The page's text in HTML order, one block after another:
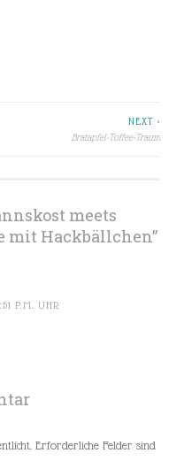
NEXT >
Bratapfel-Toffee-Traum
meets
mit Hackbällchen”
P.M. UHR
Erforderliche Felder sind